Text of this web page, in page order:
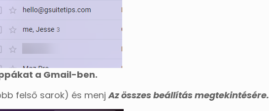
a Gmail-ben.
felső sarok) és menjAz összes beállítás megtekintésére.